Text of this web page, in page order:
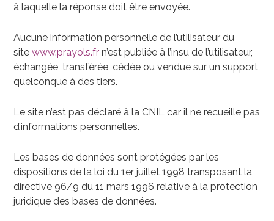
à laquelle la réponse doit être envoyée.
Aucune information personnelle de l’utilisateur du
sitewww.prayols.fr n’est publiée à l’insu de l’utilisateur,
échangée, transférée, cédée ou vendue sur un support
quelconque à des tiers.
Le site n’est pas déclaré à la CNIL car il ne recueille pas
d’informations personnelles.
Les bases de données sont protégées par les
dispositions de la loi du 1er juillet 1998 transposant la
directive 96/9 du 11 mars 1996 relative à la protection
juridique des bases de données.